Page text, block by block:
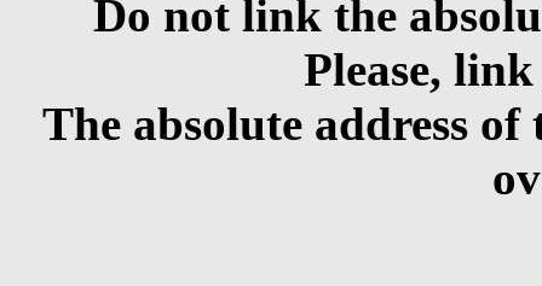
Do not link the
Please,
The absolute address